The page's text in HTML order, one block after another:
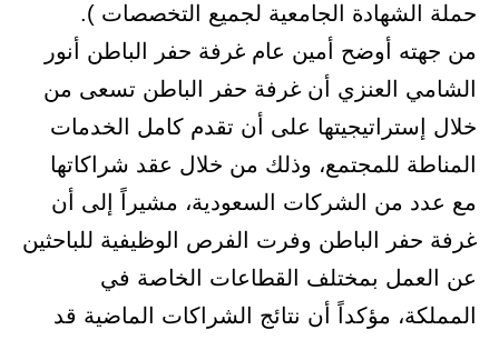
حملة الشهادة الجامعية لجميع التخصصات ).
من جهته أوضح أمين عام غرفة حفر الباطن أنور
الشامي العنزي أن غرفة حفر الباطن تسعى من
خلال إستراتيجيتها على أن تقدم كامل الخدمات
المناطة للمجتمع، وذلك من خلال عقد شراكاتها
مع عدد من الشركات السعودية، مشيراً إلى أن
غرفة حفر الباطن وفرت الفرص الوظيفية للباحثين
عن العمل بمختلف القطاعات الخاصة في
المملكة، مؤكداً أن نتائج الشراكات الماضية قد